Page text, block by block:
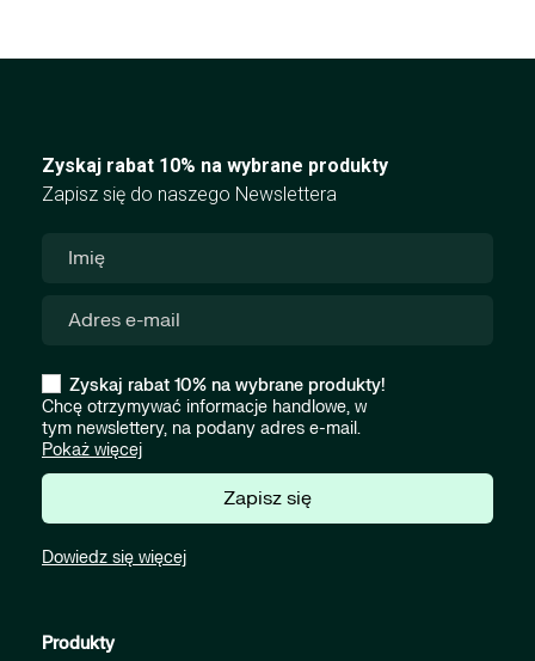
Zyskaj rabat 10% na wybrane produkty
Zapisz się do naszego Newslettera
Zyskaj rabat 10% na wybrane produkty!
Chcę otrzymywać informacje handlowe, w
tym newslettery, na podany adres e-mail.
Pokaż więcej
Zapisz się
Dowiedz się więcej
Produkty